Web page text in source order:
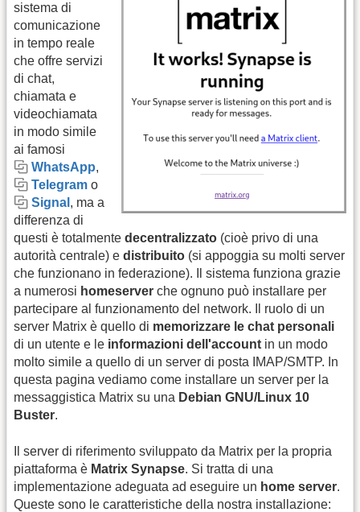
sistema di
comunicazione
in tempo reale
che offre servizi
di chat,
chiamata e
videochiamata
in modo simile
ai famosi
WhatsApp,
Telegram o
Signal , ma a
differenza di
questi è totalmente decentralizzato (cioè privo di una
autorità centrale) e distribuito (si appoggia su molti server
che funzionano in federazione). Il sistema funziona grazie
a numerosi homeserver che ognuno può installare per
partecipare al funzionamento del network. Il ruolo di un
server Matrix è quello di memorizzare le chat personali
di un utente e le informazioni dell'account in un modo
molto simile a quello di un server di posta IMAP/SMTP. In
questa pagina vediamo come installare un server per la
messaggistica Matrix su una Debian GNU/Linux 10
Buster.
Il server di riferimento sviluppato da Matrix per la propria
piattaforma è Matrix Synapse. Si tratta di una
implementazione adeguata ad eseguire un home server.
Queste sono le caratteristiche della nostra installazione: